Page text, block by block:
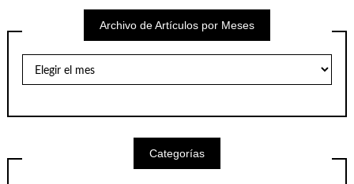
Archivo de Artículos por Meses
Artículos
Categorías